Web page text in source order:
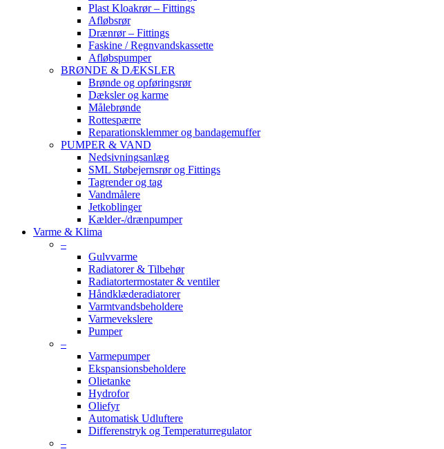
Plast Kloakrør – Fittings
Afløbsrør
Drænrør – Fittings
Faskine / Regnvandskassette
Afløbspumper
BRØNDE & DÆKSLER
Brønde og opføringsrør
Dæksler og karme
Målebrønde
Rottespærre
Reparationsklemmer og bandagemuffer
PUMPER & VAND
Nedsivningsanlæg
SML Støbejernsrør og Fittings
Tagrender og tag
Vandmålere
Jetkoblinger
Kælder-/drænpumper
Varme & Klima
–
Gulvvarme
Radiatorer & Tilbehør
Radiatortermostater & ventiler
Håndklæderadiatorer
Varmtvandsbeholdere
Varmevekslere
Pumper
–
Varmepumper
Ekspansionsbeholdere
Olietanke
Hydrofor
Oliefyr
Automatisk Udluftere
Differenstryk og Temperaturregulator
–